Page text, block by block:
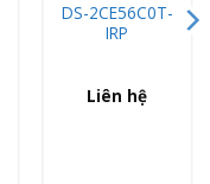
DS-2CE56C0T-
IRP
Liên hệ